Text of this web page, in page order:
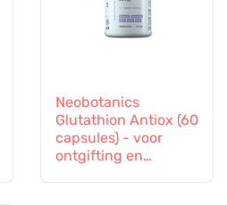
Neobotanics
Glutathion Antiox (60
capsules) - voor
ontgifting en